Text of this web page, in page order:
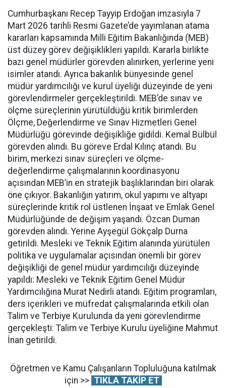
Cumhurbaşkanı Recep Tayyip Erdoğan imzasıyla 7
Mart 2026 tarihli Resmi Gazete’de yayımlanan atama
kararları kapsamında Milli Eğitim Bakanlığında (MEB)
üst düzey görev değişiklikleri yapıldı. Kararla birlikte
bazı genel müdürler görevden alınırken, yerlerine yeni
isimler atandı. Ayrıca bakanlık bünyesinde genel
müdür yardımcılığı ve kurul üyeliği düzeyinde de yeni
görevlendirmeler gerçekleştirildi. MEB’de sınav ve
ölçme süreçlerinin yürütüldüğü kritik birimlerden
Ölçme, Değerlendirme ve Sınav Hizmetleri Genel
Müdürlüğü görevinde değişikliğe gidildi. Kemal Bülbül
görevden alındı. Bu göreve Erdal Kılınç atandı. Bu
birim, merkezi sınav süreçleri ve ölçme-
değerlendirme çalışmalarının koordinasyonu
açısından MEB’in en stratejik başlıklarından biri olarak
öne çıkıyor. Bakanlığın yatırım, okul yapımı ve altyapı
süreçlerinde kritik rol üstlenen İnşaat ve Emlak Genel
Müdürlüğünde de değişim yaşandı. Özcan Duman
görevden alındı. Yerine Ayşegül Gökçalp Durna
getirildi. Mesleki ve Teknik Eğitim alanında yürütülen
politika ve uygulamalar açısından önemli bir görev
değişikliği de genel müdür yardımcılığı düzeyinde
yapıldı: Mesleki ve Teknik Eğitim Genel Müdür
Yardımcılığına Murat Nedirli atandı. Eğitim programları,
ders içerikleri ve müfredat çalışmalarında etkili olan
Talim ve Terbiye Kurulunda da yeni görevlendirme
gerçekleşti: Talim ve Terbiye Kurulu üyeliğine Mahmut
İnan getirildi.
Öğretmen ve Kamu Çalışanların Topluluğuna katılmak
için >> TIKLA TAKİP ET